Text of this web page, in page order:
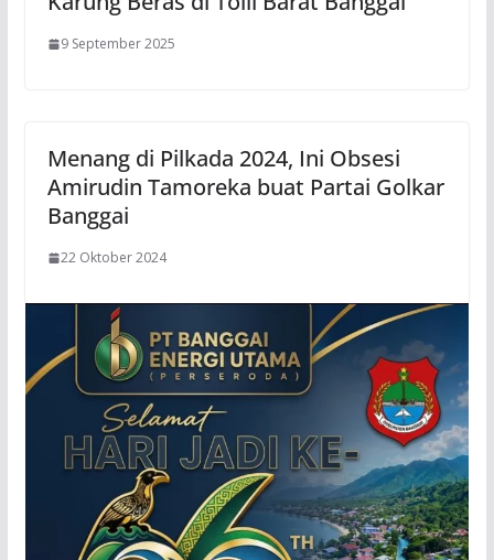
9 September 2025
Menang di Pilkada 2024, Ini Obsesi
Amirudin Tamoreka buat Partai Golkar
Banggai
22 Oktober 2024